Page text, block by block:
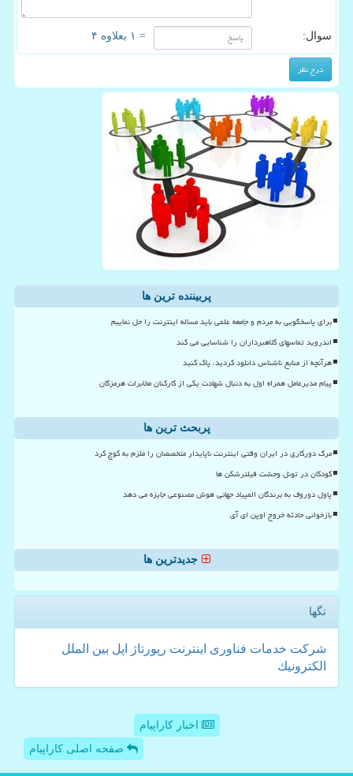
سوال: = ۱ بعلاوه ۴
پربیننده ترین ها
برای پاسخگویی به مردم و جامعه علمی باید مساله اینترنت را حل نماییم
اندروید تماسهای کلاهبرداران را شناسایی می کند
هرآنچه از منابع ناشناس دانلود کردید، پاک کنید
پیام مدیرعامل همراه اول به دنبال شهادت یکی از کارکنان مخابرات هرمزگان
پربحث ترین ها
مرگ دورکاری در ایران وقتی اینترنت ناپایدار متخصصان را ملزم به کوچ کرد
کودکان در تونل وحشت فیلترشکن ها
پاول دوروف به برندگان المپیاد جهانی هوش مصنوعی جایزه می دهد
بازخوانی حادثه خروج اوپن ای آی
جدیدترین ها
تگها
شركت خدمات فناوری اینترنت رپورتاژ اپل بین الملل
الكترونیك
اخبار کاراپیام
صفحه اصلی کاراپیام